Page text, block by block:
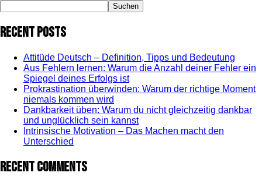
Suchen
Recent Posts
Attitüde Deutsch – Definition, Tipps und Bedeutung
Aus Fehlern lernen: Warum die Anzahl deiner Fehler ein
Spiegel deines Erfolgs ist
Prokrastination überwinden: Warum der richtige Moment
niemals kommen wird
Dankbarkeit üben: Warum du nicht gleichzeitig dankbar
und unglücklich sein kannst
Intrinsische Motivation – Das Machen macht den
Unterschied
Recent Comments